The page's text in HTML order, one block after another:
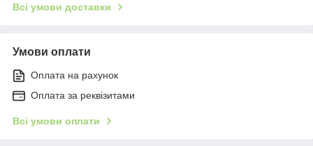
Всі умови доставки
Умови оплати
Оплата на рахунок
Оплата за реквізитами
Всі умови оплати